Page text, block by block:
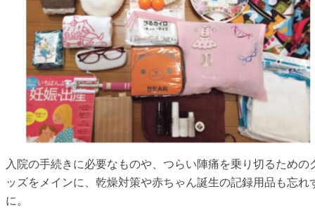
入院の手続きに必要なものや、つらい陣痛を乗り切るための
ッズをメインに、乾燥対策や赤ちゃん誕生の記録用品も忘れ
に。